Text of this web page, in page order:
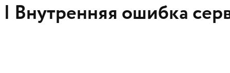
Внутренняя ошибка